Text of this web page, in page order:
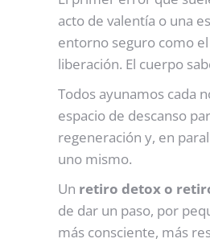
acto de valentía o una
entorno seguro como
liberación. El cuerpo
Todos ayunamos cada
espacio de descanso
regeneración y, en
uno mismo.
Un retiro detox o
de dar un paso, por
más consciente, más